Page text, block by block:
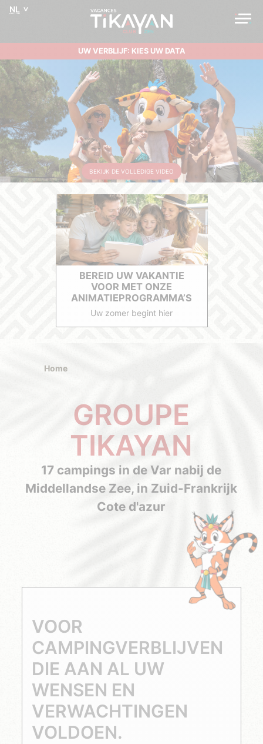
BEKIJK DE VOLLEDIGE VIDEO
NL
BEREID UW VAKANTIE
VOOR MET ONZE
ANIMATIEPROGRAMMA’S
Uw zomer begint hier
UW VERBLIJF: KIES UW DATA
Home
GROUPE
TIKAYAN
17 campings in de Var nabij de
Middellandse Zee, in Zuid-Frankrijk
Cote d'azur
VOOR
CAMPINGVERBLIJVEN
DIE AAN AL UW
WENSEN EN
VERWACHTINGEN
VOLDOEN.